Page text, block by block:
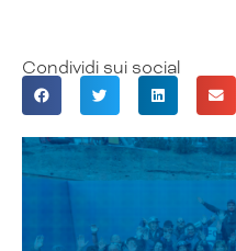
Condividi sui social